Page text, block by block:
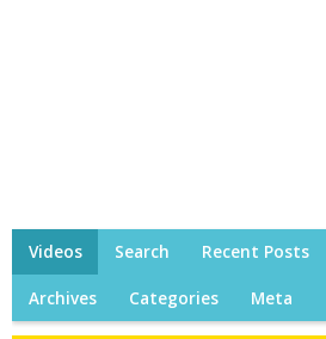
Videos Search Recent Posts
Archives Categories Meta